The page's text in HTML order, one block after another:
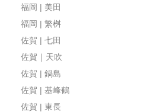
福岡 | 美田
福岡 | 繁桝
佐賀 | 七田
佐賀｜天吹
佐賀 | 鍋島
佐賀 | 基峰鶴
佐賀 | 東長